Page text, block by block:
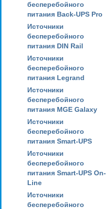
бесперебойного
питания Back-UPS Pro
Источники
бесперебойного
питания DIN Rail
Источники
бесперебойного
питания Legrand
Источники
бесперебойного
питания MGE Galaxy
Источники
бесперебойного
питания Smart-UPS
Источники
бесперебойного
питания Smart-UPS On-
Line
Источники
бесперебойного